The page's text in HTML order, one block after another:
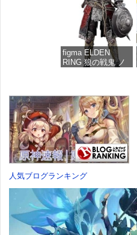
価格：¥4,676
figma ELDEN
RING 狼の戦鬼 ノ
価格：¥13,115
人気ブログランキング